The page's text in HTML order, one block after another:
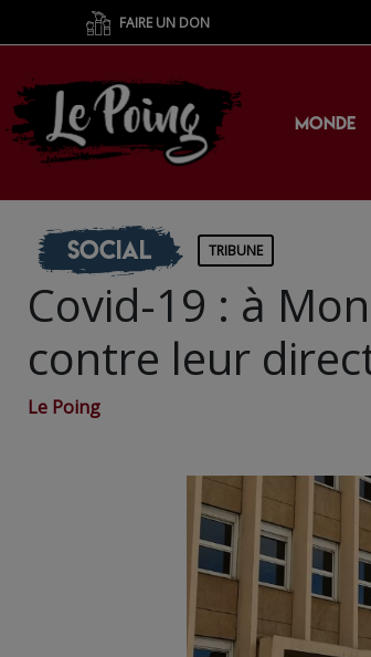
FAIRE UN DON
MONDE
Social TRIBUNE
Covid-19 : à
contre leur
Le Poing